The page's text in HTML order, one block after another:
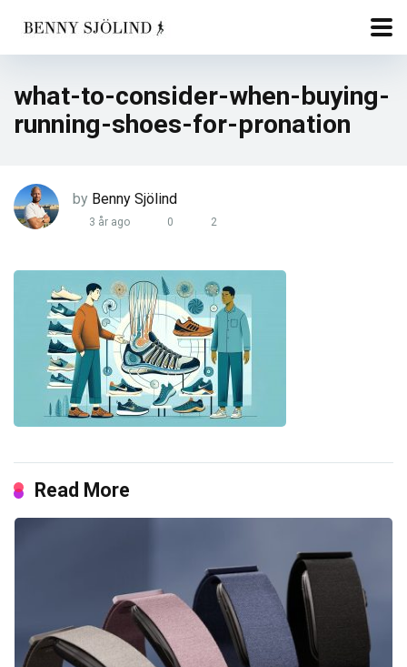
what-to-consider-when-buying-
running-shoes-for-pronation
by Benny Sjölind
3 år ago 0 2
Read More